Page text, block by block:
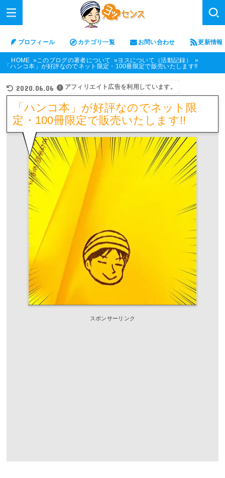
プロフィール カテゴリ一覧 お問い合わせ 更新情報
HOME このブログの著者について
ヨスについて（活動記録）
「ハンコ本」が好評なのでネット限定・100冊限定で販売いたします!!
2020.06.06 アフィリエイト広告を利用しています。
「ハンコ本」が好評なのでネット限
定・100冊限定で販売いたします!!
スポンサーリンク